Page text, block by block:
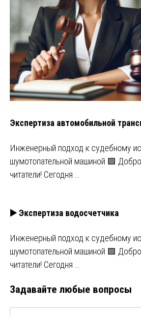
Экспертиза автомобильной
Инженерный подход к судебному
шумотопательной машиной 🟩
читатели! Сегодня …
▶️ Экспертиза водосчетчика
Инженерный подход к судебному
шумотопательной машиной 🟩
читатели! Сегодня …
Задавайте любые вопросы